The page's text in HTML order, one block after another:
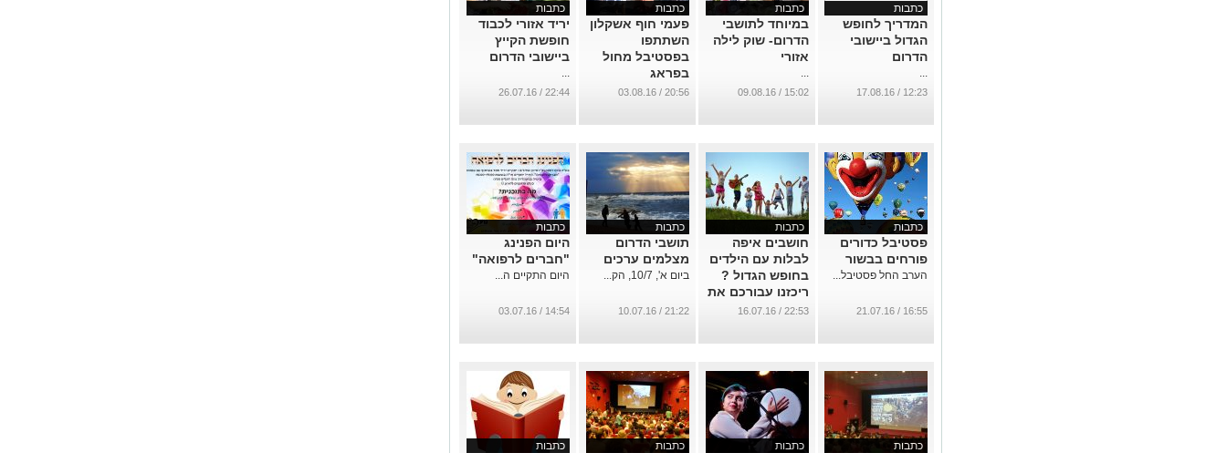
כתבות
המדריך לחופש
הגדול ביישובי
הדרום
...
12:23 / 17.08.16
כתבות
במיוחד לתושבי
הדרום- שוק לילה
אזורי
...
15:02 / 09.08.16
כתבות
פעמי חוף אשקלון
השתתפו
בפסטיבל מחול
בפראג
...
20:56 / 03.08.16
כתבות
יריד אזורי לכבוד
חופשת הקייץ
ביישובי הדרום
...
22:44 / 26.07.16
כתבות
פסטיבל כדורים
פורחים בבשור
הערב החל פסטיבל...
16:55 / 21.07.16
כתבות
חושבים איפה
לבלות עם הילדים
בחופש הגדול ?
ריכזנו עבורכם את
כל האטרקציות
...
22:53 / 16.07.16
כתבות
תושבי הדרום
מצלמים ערכים
ביום א', 10/7, הק...
21:22 / 10.07.16
כתבות
היום הפנינג
"חברים לרפואה"
היום התקיים ה...
14:54 / 03.07.16
כתבות כתבות כתבות כתבות